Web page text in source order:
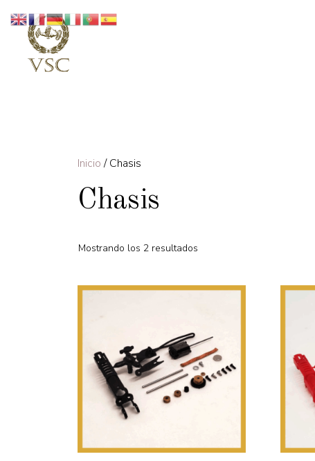
contenido
Inicio/ Chasis
Chasis
Mostrando los 2 resultados